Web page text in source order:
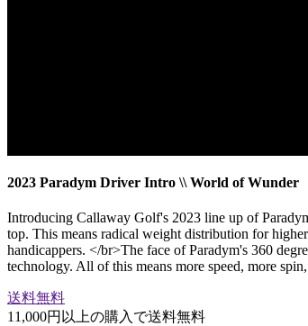
2023 Paradym Driver Intro \\ World of Wunder
Introducing Callaway Golf's 2023 line up of
top. This means radical weight distribution for
handicappers. </br>The face of Paradym's 360
technology. All of this means more speed, more
送料無料
11,000円以上の購入で送料無料